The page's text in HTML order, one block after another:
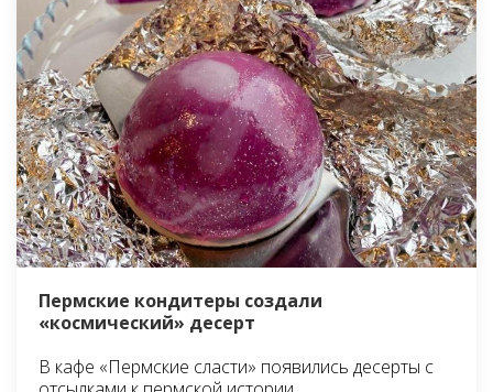
Пермские кондитеры создали
«космический» десерт
В кафе «Пермские сласти» появились десерты с